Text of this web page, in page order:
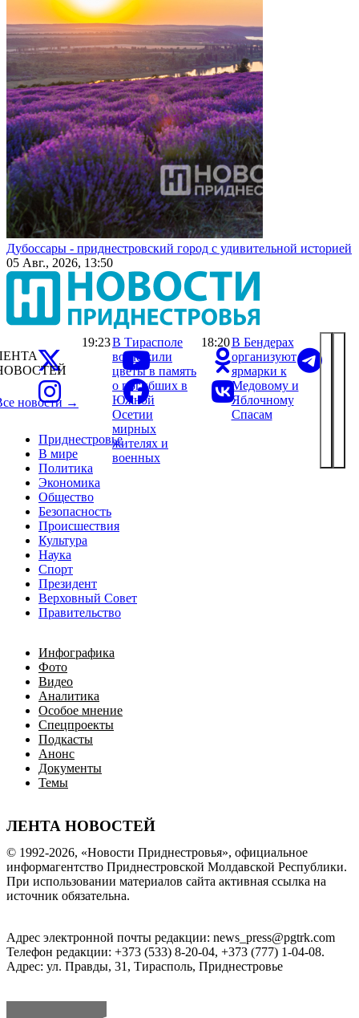
Дубоссары - приднестровский город с удивительной историей
05 Авг., 2026, 13:50
Приднестровье
В мире
Политика
Экономика
Общество
Безопасность
Происшествия
Культура
Наука
Спорт
Президент
Верховный Совет
Правительство
Инфографика
Фото
Видео
Аналитика
Особое мнение
Спецпроекты
Подкасты
Анонс
Документы
Темы
ЛЕНТА НОВОСТЕЙ
новости →
19:23В Тирасполе
возложили
цветы в память
о погибших в
Южной
Осетии
мирных
жителях и
военных
18:20В Бендерах
организуют
ярмарки к
Медовому и
Яблочному
Спасам
© 1992-2026, «Новости Приднестровья», официальное
информагентство Приднестровской Молдавской Республики.
При использовании материалов сайта активная ссылка на
источник обязательна.
Адрес электронной почты редакции: news_press@pgtrk.com
Телефон редакции: +373 (533) 8-20-04, +373 (777) 1-04-08.
Адрес: ул. Правды, 31, Тирасполь, Приднестровье